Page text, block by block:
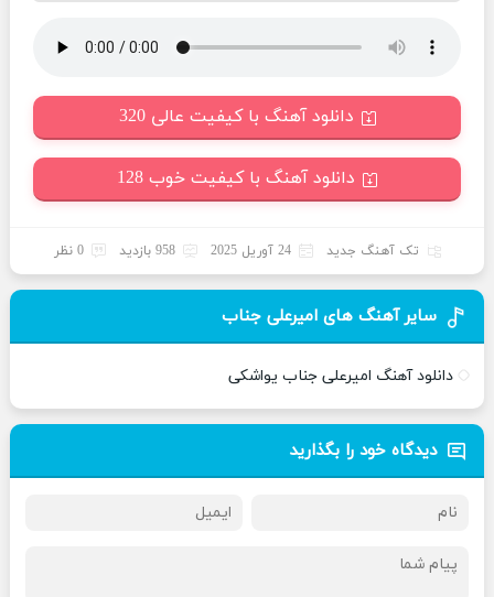
دانلود آهنگ با کیفیت عالی 320
دانلود آهنگ با کیفیت خوب 128
تک آهنگ جدید 24 آوریل 2025 958 بازدید 0 نظر
سایر آهنگ های امیرعلی جناب
دانلود آهنگ امیرعلی جناب یواشکی
دیدگاه خود را بگذارید